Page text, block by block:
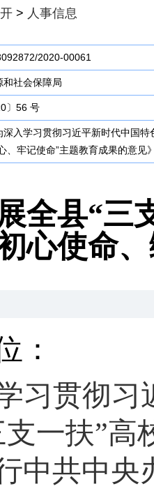
> 人事信息
2020-00061
和社会保障局
〕56 号
深入学习贯彻习近平新时代中国特
、牢记使命”主题教育成果的意见
全县“三
心使命
：
习贯彻习
支一扶”高
中共中央